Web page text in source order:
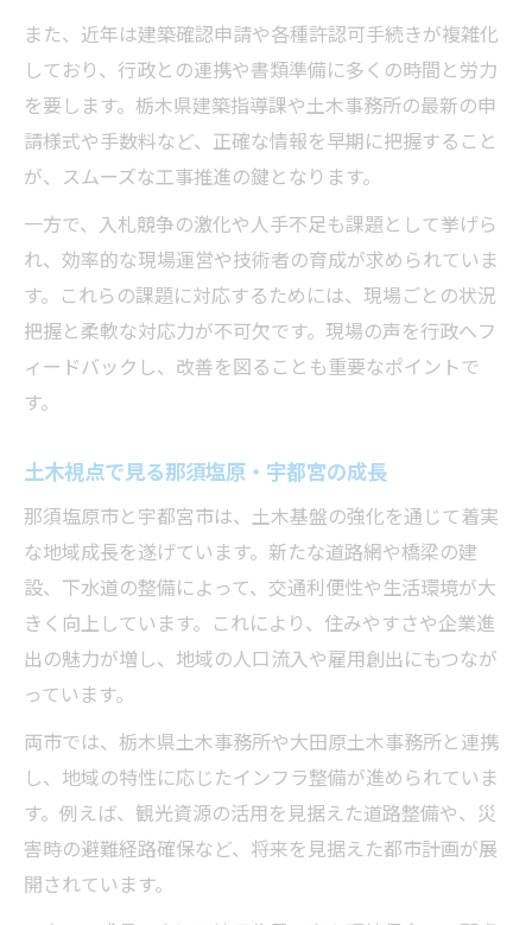
土木分野で押さえるべき申請のポイント
土木工事と建築確認の連携強化法
土木視点で失敗しない申請手順を解説
土木基盤の知恵で申請を効率化する方法
また、近年は建築確認申請や各種許認可手続きが複雑化
しており、行政との連携や書類準備に多くの時間と労力
を要します。栃木県建築指導課や土木事務所の最新の申
請様式や手数料など、正確な情報を早期に把握すること
が、スムーズな工事推進の鍵となります。
一方で、入札競争の激化や人手不足も課題として挙げら
れ、効率的な現場運営や技術者の育成が求められていま
す。これらの課題に対応するためには、現場ごとの状況
把握と柔軟な対応力が不可欠です。現場の声を行政へフ
ィードバックし、改善を図ることも重要なポイントで
す。
土木視点で見る那須塩原・宇都宮の成長
那須塩原市と宇都宮市は、土木基盤の強化を通じて着実
な地域成長を遂げています。新たな道路網や橋梁の建
設、下水道の整備によって、交通利便性や生活環境が大
きく向上しています。これにより、住みやすさや企業進
出の魅力が増し、地域の人口流入や雇用創出にもつなが
っています。
両市では、栃木県土木事務所や大田原土木事務所と連携
し、地域の特性に応じたインフラ整備が進められていま
す。例えば、観光資源の活用を見据えた道路整備や、災
害時の避難経路確保など、将来を見据えた都市計画が展
開されています。